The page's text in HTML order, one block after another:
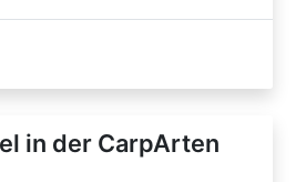
in der CarpArten